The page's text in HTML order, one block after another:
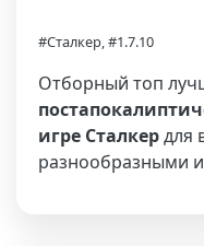
#Сталкер, #1.7.10
Отборный топ
игре Сталкердля
разнообразными